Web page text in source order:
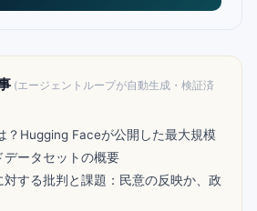
(エージェントループが自動生成・検証済
？Hugging Faceが公開した最大規模
データセットの概要
する批判と課題：民意の反映か、政